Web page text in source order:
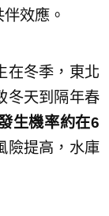
效應。
在冬季，東北
冬天到隔年春
生機率約在6
險提高，水庫